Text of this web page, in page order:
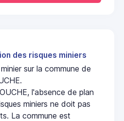
des risques miniers
sur la commune de
l'absence de plan
miniers ne doit pas
La commune est